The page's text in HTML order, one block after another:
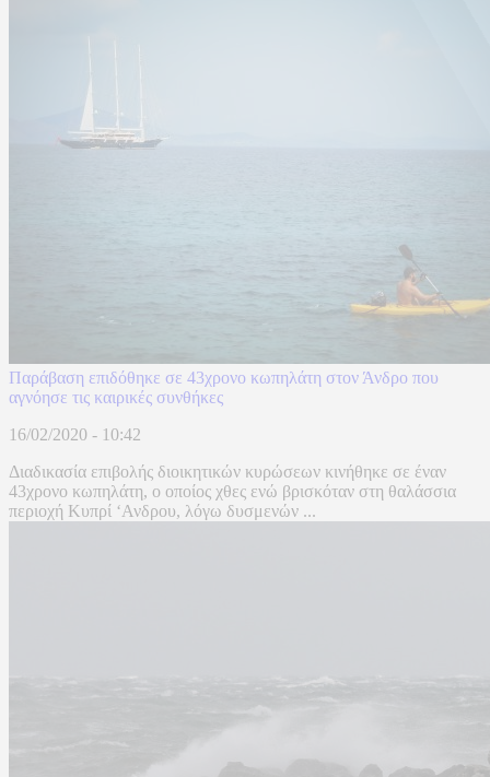
Παράβαση επιδόθηκε σε 43χρονο κωπηλάτη στον Άνδρο που
αγνόησε τις καιρικές συνθήκες
16/02/2020 - 10:42
Διαδικασία επιβολής διοικητικών κυρώσεων κινήθηκε σε έναν
43χρονο κωπηλάτη, ο οποίος χθες ενώ βρισκόταν στη θαλάσσια
περιοχή Κυπρί ‘Ανδρου, λόγω δυσμενών ...